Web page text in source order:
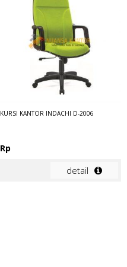
KURSI KANTOR INDACHI D-2006
Rp
detail